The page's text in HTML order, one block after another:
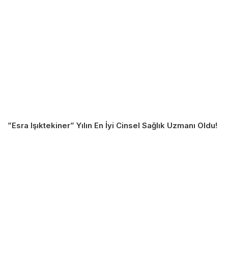
”Esra Işıktekiner” Yılın En İyi Cinsel Sağlık Uzmanı Oldu!